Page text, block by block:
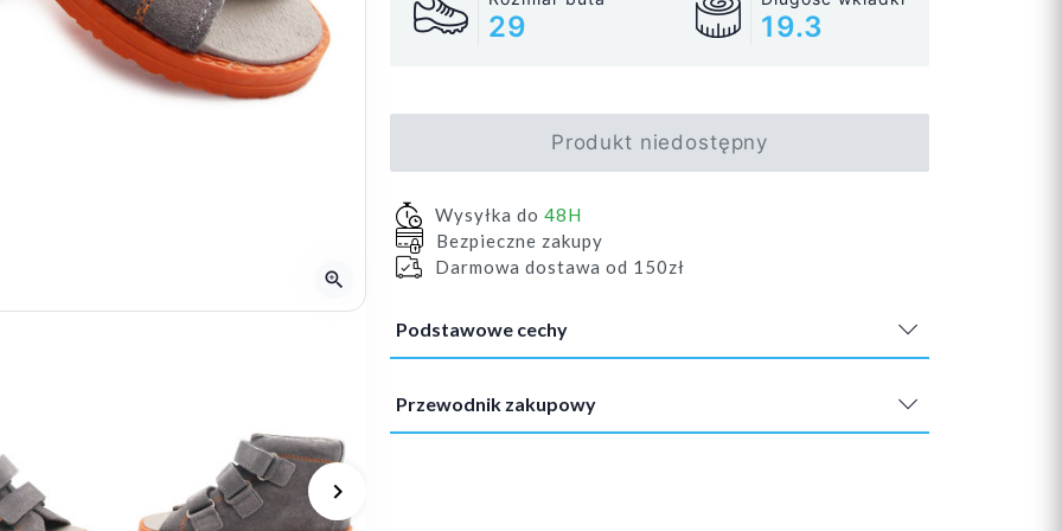
zoom_in
Następny
keyboard_arrow_right
29 19.3
Produkt niedostępny
Wysyłka do 48H
Bezpieczne zakupy
Darmowa dostawa od 150zł
Podstawowe cechy
Przewodnik zakupowy